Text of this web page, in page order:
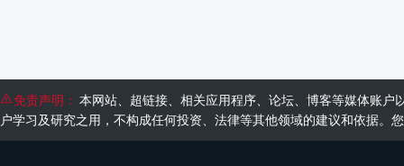
免责声明： 本网站、超链接、相关应用程序、论坛、博客等媒体账
户学习及研究之用，不构成任何投资、法律等其他领域的建议和依据